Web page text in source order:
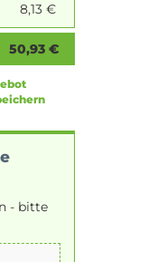
8,13€
50,93€
- bitte